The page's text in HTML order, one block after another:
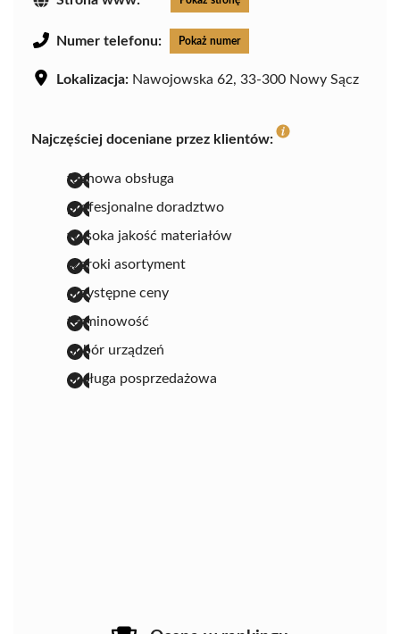
Numer telefonu: Pokaż numer
Lokalizacja: Nawojowska 62, 33-300 Nowy Sącz
Najczęściej doceniane przez klientów:
fachowa obsługa
profesjonalne doradztwo
wysoka jakość materiałów
szeroki asortyment
przystępne ceny
terminowość
dobór urządzeń
obsługa posprzedażowa